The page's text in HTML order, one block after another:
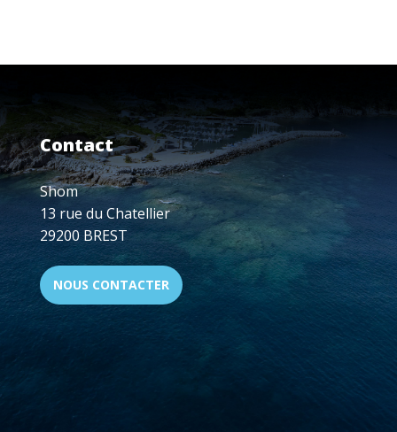
Contact
Shom
13 rue du Chatellier
29200 BREST
NOUS CONTACTER